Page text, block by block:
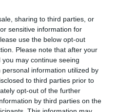
sharing to third parties, or
sensitive information for
use the below opt-out
Please note that after your
may continue seeing
information utilized by
to third parties prior to
opt-out of the further
by third parties on the